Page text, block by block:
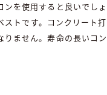
ンを使用すると良いでし
ストです。コンクリート
りません。寿命の長いコ